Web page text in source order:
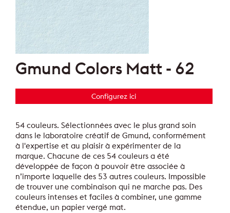
Gmund Colors Matt - 62
Configurez ici
54 couleurs. Sélectionnées avec le plus grand soin
dans le laboratoire créatif de Gmund, conformément
à l'expertise et au plaisir à expérimenter de la
marque. Chacune de ces 54 couleurs a été
développée de façon à pouvoir être associée à
n’importe laquelle des 53 autres couleurs. Impossible
de trouver une combinaison qui ne marche pas. Des
couleurs intenses et faciles à combiner, une gamme
étendue, un papier vergé mat.